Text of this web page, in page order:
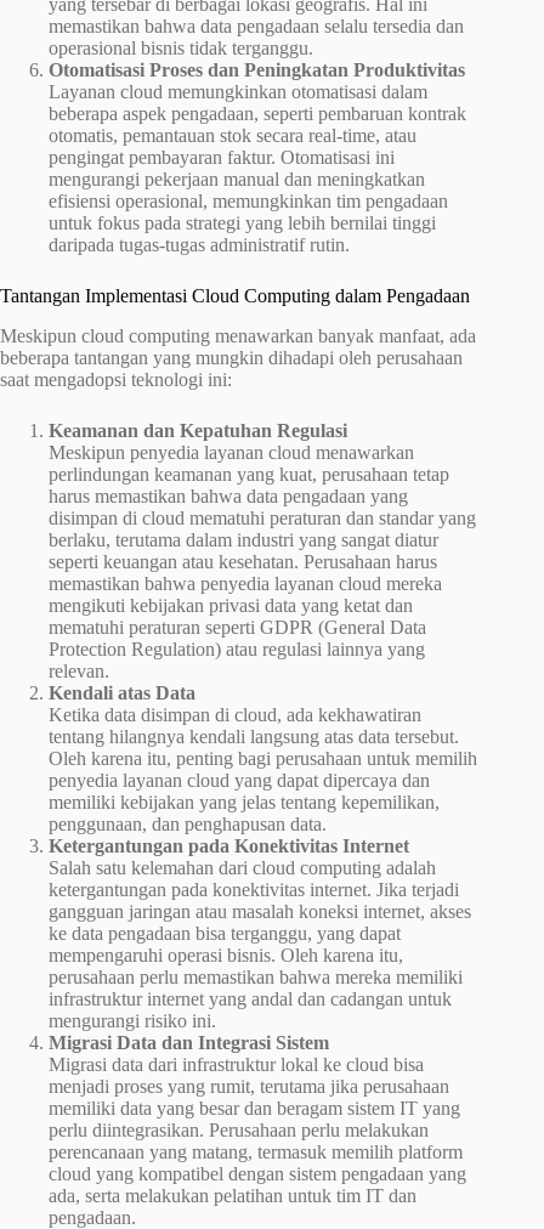
memastikan bahwa data pengadaan selalu tersedia dan
operasional bisnis tidak terganggu.
Otomatisasi Proses dan Peningkatan Produktivitas
Layanan cloud memungkinkan otomatisasi dalam
beberapa aspek pengadaan, seperti pembaruan kontrak
otomatis, pemantauan stok secara real-time, atau
pengingat pembayaran faktur. Otomatisasi ini
mengurangi pekerjaan manual dan meningkatkan
efisiensi operasional, memungkinkan tim pengadaan
untuk fokus pada strategi yang lebih bernilai tinggi
daripada tugas-tugas administratif rutin.
Tantangan Implementasi Cloud Computing dalam Pengadaan
Meskipun cloud computing menawarkan banyak manfaat, ada
beberapa tantangan yang mungkin dihadapi oleh perusahaan
saat mengadopsi teknologi ini:
Keamanan dan Kepatuhan Regulasi
Meskipun penyedia layanan cloud menawarkan
perlindungan keamanan yang kuat, perusahaan tetap
harus memastikan bahwa data pengadaan yang
disimpan di cloud mematuhi peraturan dan standar yang
berlaku, terutama dalam industri yang sangat diatur
seperti keuangan atau kesehatan. Perusahaan harus
memastikan bahwa penyedia layanan cloud mereka
mengikuti kebijakan privasi data yang ketat dan
mematuhi peraturan seperti GDPR (General Data
Protection Regulation) atau regulasi lainnya yang
relevan.
Kendali atas Data
Ketika data disimpan di cloud, ada kekhawatiran
tentang hilangnya kendali langsung atas data tersebut.
Oleh karena itu, penting bagi perusahaan untuk memilih
penyedia layanan cloud yang dapat dipercaya dan
memiliki kebijakan yang jelas tentang kepemilikan,
penggunaan, dan penghapusan data.
Ketergantungan pada Konektivitas Internet
Salah satu kelemahan dari cloud computing adalah
ketergantungan pada konektivitas internet. Jika terjadi
gangguan jaringan atau masalah koneksi internet, akses
ke data pengadaan bisa terganggu, yang dapat
mempengaruhi operasi bisnis. Oleh karena itu,
perusahaan perlu memastikan bahwa mereka memiliki
infrastruktur internet yang andal dan cadangan untuk
mengurangi risiko ini.
Migrasi Data dan Integrasi Sistem
Migrasi data dari infrastruktur lokal ke cloud bisa
menjadi proses yang rumit, terutama jika perusahaan
memiliki data yang besar dan beragam sistem IT yang
perlu diintegrasikan. Perusahaan perlu melakukan
perencanaan yang matang, termasuk memilih platform
cloud yang kompatibel dengan sistem pengadaan yang
ada, serta melakukan pelatihan untuk tim IT dan
pengadaan.